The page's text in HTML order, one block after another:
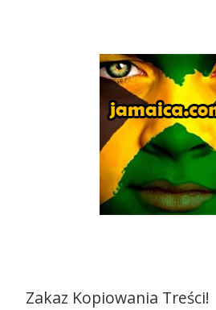
Zakaz Kopiowania Treści!